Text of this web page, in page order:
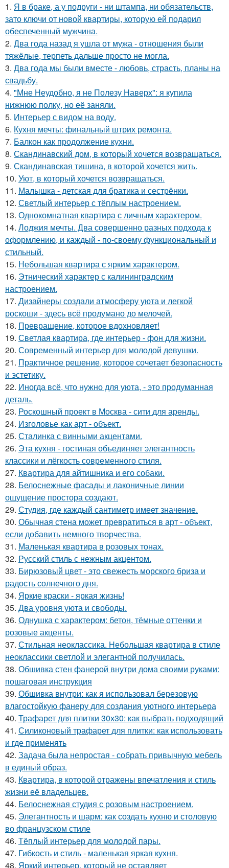
1. Я в браке, а у подруги - ни штампа, ни обязательств,
зато ключи от новой квартиры, которую ей подарил
обеспеченный мужчина.
2. Два года назад я ушла от мужа - отношения были
тяжёлые, терпеть дальше просто не могла.
3. Два года мы были вместе - любовь, страсть, планы на
свадьбу.
4. "Мне Неудобно, я не Полезу Наверх": я купила
нижнюю полку, но её заняли.
5. Интерьер с видом на воду.
6. Кухня мечты: финальный штрих ремонта.
7. Балкон как продолжение кухни.
8. Скандинавский дом, в который хочется возвращаться.
9. Скандинавская тишина, в которой хочется жить.
10. Уют, в который хочется возвращаться.
11. Малышка - детская для братика и сестрёнки.
12. Светлый интерьер с тёплым настроением.
13. Однокомнатная квартира с личным характером.
14. Лоджия мечты. Два совершенно разных подхода к
оформлению, и каждый - по-своему функциональный и
стильный.
15. Небольшая квартира с ярким характером.
16. Этнический характер с калининградским
настроением.
17. Дизайнеры создали атмосферу уюта и легкой
роскоши - здесь всё продумано до мелочей.
18. Превращение, которое вдохновляет!
19. Светлая квартира, где интерьер - фон для жизни.
20. Современный интерьер для молодой девушки.
21. Практичное решение, которое сочетает безопасность
и эстетику.
22. Иногда всё, что нужно для уюта, - это продуманная
деталь.
23. Роскошный проект в Москва - сити для аренды.
24. Изголовье как арт - объект.
25. Сталинка с винными акцентами.
26. Эта кухня - гостиная объединяет элегантность
классики и лёгкость современного стиля.
27. Квартира для айтишника и его собаки.
28. Белоснежные фасады и лаконичные линии
ощущение простора создают.
29. Студия, где каждый сантиметр имеет значение.
30. Обычная стена может превратиться в арт - объект,
если добавить немного творчества.
31. Маленькая квартира в розовых тонах.
32. Русский стиль с нежным акцентом.
33. Бирюзовый цвет - это свежесть морского бриза и
радость солнечного дня.
34. Яркие краски - яркая жизнь!
35. Два уровня уюта и свободы.
36. Однушка с характером: бетон, тёмные оттенки и
розовые акценты.
37. Стильная неоклассика. Небольшая квартира в стиле
неоклассики светлой и элегантной получилась.
38. Обшивка стен фанерой внутри дома своими руками:
пошаговая инструкция
39. Обшивка внутри: как я использовал березовую
влагостойкую фанеру для создания уютного интерьера
40. Трафарет для плитки 30х30: как выбрать подходящий
41. Силиконовый трафарет для плитки: как использовать
и где применять
42. Задача была непростая - собрать привычную мебель
в единый образ.
43. Квартира, в которой отражены впечатления и стиль
жизни её владельцев.
44. Белоснежная студия с розовым настроением.
45. Элегантность и шарм: как создать кухню и столовую
во французском стиле
46. Тёплый интерьер для молодой пары.
47. Гибкость и стиль - маленькая яркая кухня.
48. Яркий интерьер, который не оставляет